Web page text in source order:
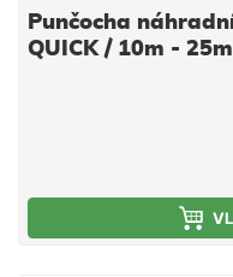
Punčocha
QUICK / 10m -